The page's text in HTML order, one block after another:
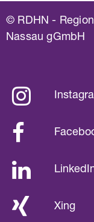
© RDHN -
Nassau gGmbH
Xing